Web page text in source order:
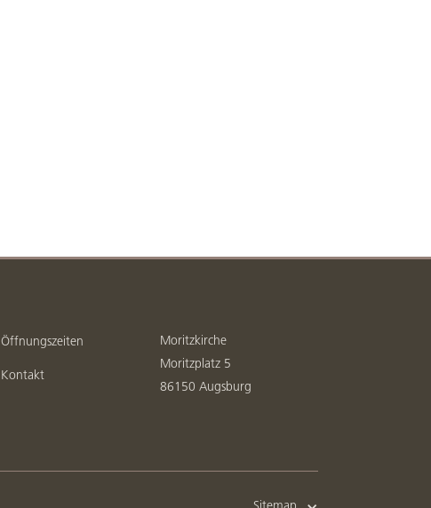
Öffnungszeiten
Kontakt
Moritzkirche
Moritzplatz 5
86150 Augsburg